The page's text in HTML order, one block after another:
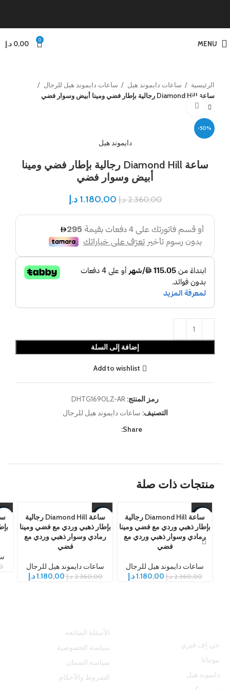
MENU
0
0,00 د.إ
الرئيسية ساعات دايموند هيل
ساعات دايموند هيل للرجال
ساعة Diamond Hill رجالية بإطار فضي ومينا أبيض وسوار فضي
-50%
دايموند هيل
ساعة Diamond Hill رجالية بإطار فضي ومينا
أبيض وسوار فضي
2.360,00 د.إ 1.180,00 د.إ
إضافة إلى السلة
Add to wishlist
رمز المنتج: DHTG1690LZ-AR
التصنيف: ساعات دايموند هيل للرجال
Share:
منتجات ذات صلة
-50%
ساعة Diamond Hill رجالية
بإطار ذهبي وردي مع فضي ومينا
رمادي وسوار ذهبي وردي مع
فضي
ساعات دايموند هيل للرجال
2.360,00 د.إ 1.180,00د.إ
-50%
ساعة Diamond Hill رجالية
بإطار ذهبي وردي مع فضي ومينا
رمادي وسوار ذهبي وردي مع
فضي
ساعات دايموند هيل للرجال
2.360,00 د.إ 1.180,00د.إ
جي إف فيري
مونتانا
دايموند هيل
الأسئلة الشائعة
سياسة الخصوصية
سياسة الضمان
الشروط والأحكام